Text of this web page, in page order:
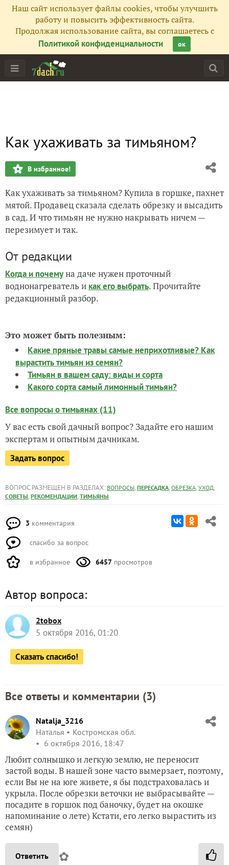
Наш сайт использует файлы cookies, чтобы улучшить
работу и повысить эффективность сайта.
Продолжая использование сайта, вы соглашаетесь с
Политикой конфиденциальности
ок
Как ухаживать за тимьяном?
В избранное!
Как ухаживать за тимьяном? Купила в горшке, пахнет
мятой. Продавец сказала сделать обрезку и высадить
в сад. И что тимьян не нужно накрывать ничем —
перезимует и так.
От редакции
Когда и почемуна даче нужен проточный
воднонагреватель и как его выбрать. Прочитайте
редакционный разбор.
Это может быть полезным:
Какие пряные травы самые неприхотливые? Как
вырастить тимьян из семян?
Тимьян в вашем саду: виды и сорта
Какого сорта самый лимонный тимьян?
Все вопросы о тимьянах (11)
У вас есть свой дачный вопрос? Задайте его нашим
экспертам и опытным дачникам.
Задать вопрос
ВОПРОС РАЗМЕЩЕН В РАЗДЕЛАХ: ВОПРОСЫ, ПЕРЕСАДКА, ОБРЕЗКА, УХОД,
СОВЕТЫ, РЕКОМЕНДАЦИИ, ТИМЬЯНЫ
3 комментария
спасибо за вопрос
в избранное 6457 просмотров
Автор вопроса:
2tobox
5 октября 2016, 01:20
Сказать спасибо!
Все ответы и комментарии (3)
Natalja_3216
Наталья
Костромская обл.
6 октября 2016, 18:47
Любит солнышко и легкую землю, не переносит
застой воды. В нашей зоне часто вымерзает, поэтому,
если Вы не на юге живете, я бы подстраховалась и
укрыла. После обрезки веточки не выбрасывайте —
посадите в горшок под баночку, будет на окошке
напоминание о лете) Кстати, его легко вырастить из
семян)
Ответить ✿